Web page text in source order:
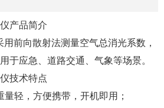
产品简介
前向散射法测量空气总消光系数，
于应急、道路交通、气象等场景。
技术特点
轻，方便携带，开机即用；